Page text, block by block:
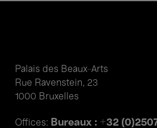
Palais des Beaux-Arts
Rue Ravenstein, 23
1000 Bruxelles
Offices: Bureaux : +32